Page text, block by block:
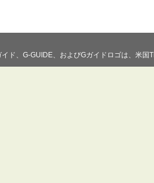
イド、G-GUIDE、およびGガイドロゴは、米